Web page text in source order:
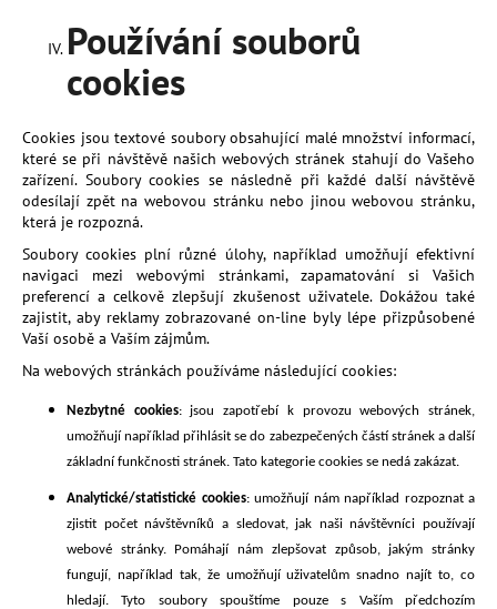
Používání souborů
cookies
Cookies jsou textové soubory obsahující malé množství informací,
které se při návštěvě našich webových stránek stahují do Vašeho
zařízení. Soubory cookies se následně při každé další návštěvě
odesílají zpět na webovou stránku nebo jinou webovou stránku,
která je rozpozná.
Soubory cookies plní různé úlohy, například umožňují efektivní
navigaci mezi webovými stránkami, zapamatování si Vašich
preferencí a celkově zlepšují zkušenost uživatele. Dokážou také
zajistit, aby reklamy zobrazované on-line byly lépe přizpůsobené
Vaší osobě a Vaším zájmům.
Na webových stránkách používáme následující cookies:
Nezbytné cookies: jsou zapotřebí k provozu webových stránek,
umožňují například přihlásit se do zabezpečených částí stránek a další
základní funkčnosti stránek. Tato kategorie cookies se nedá zakázat.
Analytické/statistické cookies: umožňují nám například rozpoznat a
zjistit počet návštěvníků a sledovat, jak naši návštěvníci používají
webové stránky. Pomáhají nám zlepšovat způsob, jakým stránky
fungují, například tak, že umožňují uživatelům snadno najít to, co
hledají. Tyto soubory spouštíme pouze s Vaším předchozím